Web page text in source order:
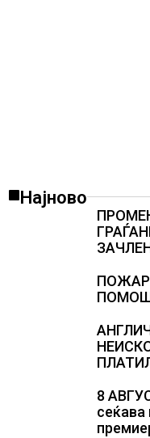
Најново
само
8
сеќава